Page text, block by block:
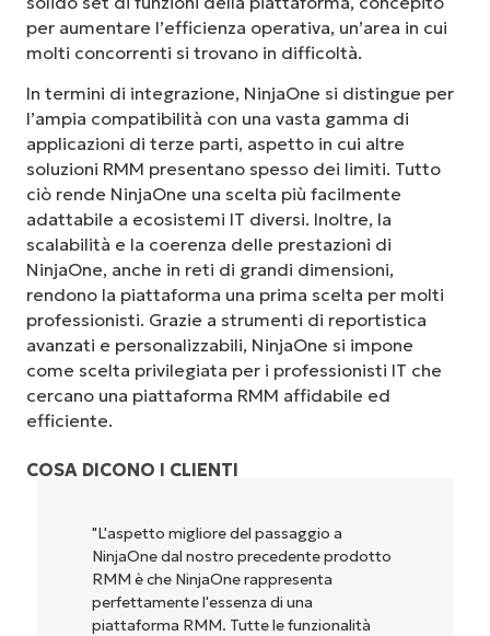
per aumentare l’efficienza operativa, un’area in cui
molti concorrenti si trovano in difficoltà.
In termini di integrazione, NinjaOne si distingue per
l’ampia compatibilità con una vasta gamma di
applicazioni di terze parti, aspetto in cui altre
soluzioni RMM presentano spesso dei limiti. Tutto
ciò rende NinjaOne una scelta più facilmente
adattabile a ecosistemi IT diversi. Inoltre, la
scalabilità e la coerenza delle prestazioni di
NinjaOne, anche in reti di grandi dimensioni,
rendono la piattaforma una prima scelta per molti
professionisti. Grazie a strumenti di reportistica
avanzati e personalizzabili, NinjaOne si impone
come scelta privilegiata per i professionisti IT che
cercano una piattaforma RMM affidabile ed
efficiente.
COSA DICONO I CLIENTI
"NinjaOne è incredibilmente facile da usare,
perché unisce un’interfaccia fluida a
potenti funzionalità di back-end. La
configurazione e la gestione
dell'interfaccia non sono affatto